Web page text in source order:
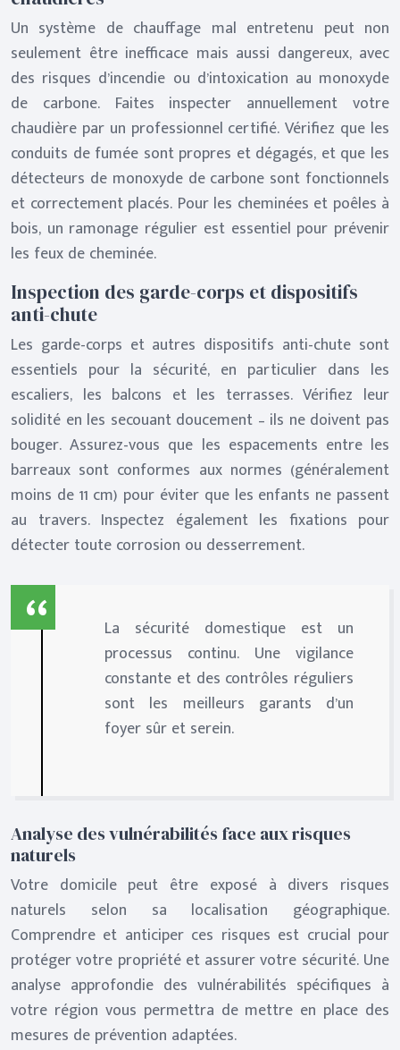
Un système de chauffage mal entretenu peut non
seulement être inefficace mais aussi dangereux, avec
des risques d’incendie ou d’intoxication au monoxyde
de carbone. Faites inspecter annuellement votre
chaudière par un professionnel certifié. Vérifiez que les
conduits de fumée sont propres et dégagés, et que les
détecteurs de monoxyde de carbone sont fonctionnels
et correctement placés. Pour les cheminées et poêles à
bois, un ramonage régulier est essentiel pour prévenir
les feux de cheminée.
Inspection des garde-corps et dispositifs
anti-chute
Les garde-corps et autres dispositifs anti-chute sont
essentiels pour la sécurité, en particulier dans les
escaliers, les balcons et les terrasses. Vérifiez leur
solidité en les secouant doucement – ils ne doivent pas
bouger. Assurez-vous que les espacements entre les
barreaux sont conformes aux normes (généralement
moins de 11 cm) pour éviter que les enfants ne passent
au travers. Inspectez également les fixations pour
détecter toute corrosion ou desserrement.
La sécurité domestique est un
processus continu. Une vigilance
constante et des contrôles réguliers
sont les meilleurs garants d’un
foyer sûr et serein.
Analyse des vulnérabilités face aux risques
naturels
Votre domicile peut être exposé à divers risques
naturels selon sa localisation géographique.
Comprendre et anticiper ces risques est crucial pour
protéger votre propriété et assurer votre sécurité. Une
analyse approfondie des vulnérabilités spécifiques à
votre région vous permettra de mettre en place des
mesures de prévention adaptées.